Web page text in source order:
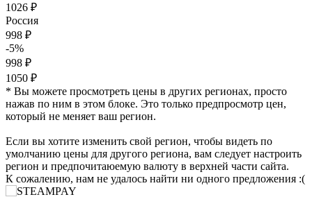
1026 ₽
Россия
998 ₽
-5%
998 ₽
1050 ₽
* Вы можете просмотреть цены в других регионах, просто
нажав по ним в этом блоке. Это только предпросмотр цен,
который не меняет ваш регион.
Если вы хотите изменить свой регион, чтобы видеть по
умолчанию цены для другого региона, вам следует настроить
регион и предпочитаюемую валюту в верхней части сайта.
К сожалению, нам не удалось найти ни одного предложения :(